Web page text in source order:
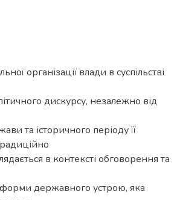
організації влади в суспільстві
дискурсу, незалежно від
та історичного періоду її
в контексті обговорення та
державного устрою, яка